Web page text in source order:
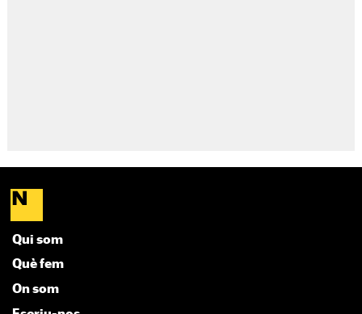
Qui som
Què fem
On som